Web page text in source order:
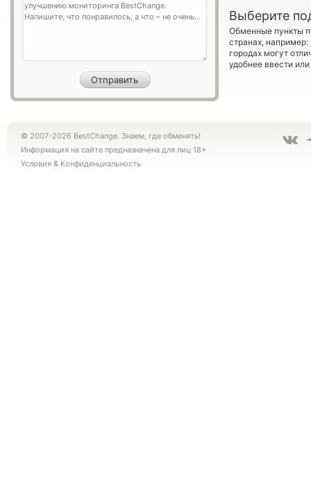
Выберите
Обменные пункты
странах, например:
городах могут
удобнее ввести
© 2007-2026 BestChange. Знаем, где обменять!
Информация на сайте предназначена для лиц 18+
Условия & Конфиденциальность